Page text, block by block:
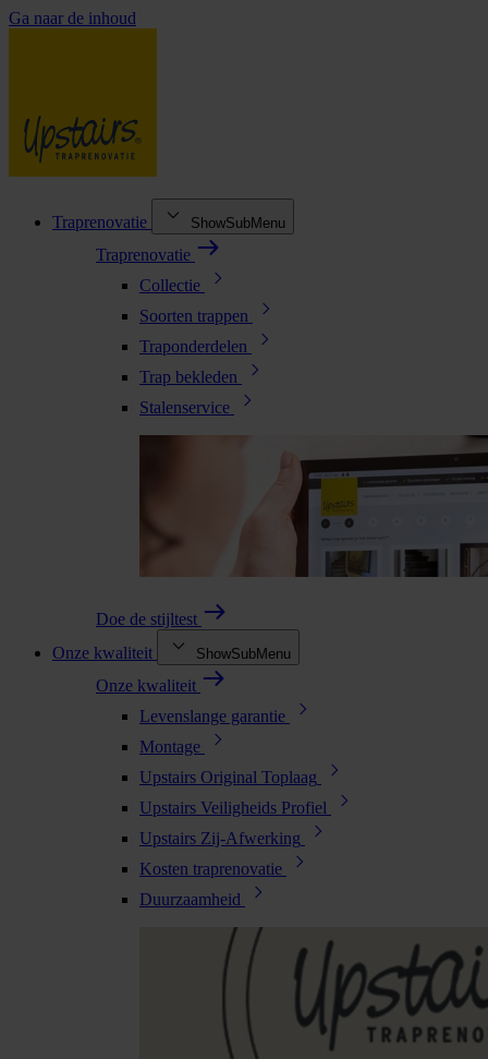
Ga naar de inhoud
Traprenovatie ShowSubMenu
Traprenovatie
Collectie
Soorten trappen
Traponderdelen
Trap bekleden
Stalenservice
Doe de stijltest
Onze kwaliteit
ShowSubMenu
Onze kwaliteit
Levenslange garantie
Montage
Upstairs Original Toplaag
Upstairs Veiligheids Profiel
Upstairs Zij-Afwerking
Kosten traprenovatie
Duurzaamheid